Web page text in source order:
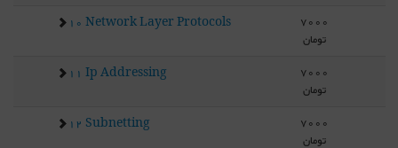
10 Network Layer Protocols
7000
تومان
11 Ip Addressing
7000
تومان
12 Subnetting
7000
تومان